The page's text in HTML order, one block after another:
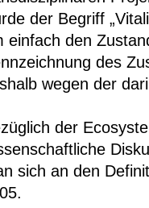
der Begriff
einfach den
des
wegen der
der
sich an den